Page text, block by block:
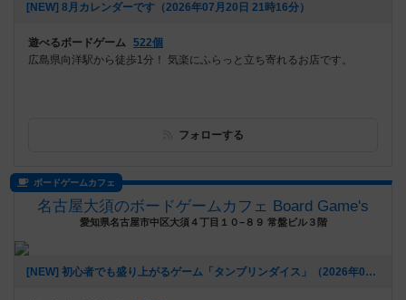
[NEW] 8月カレンダーです（2026年07月20日 21時16分）
遊べるボードゲーム 522個
広島県向洋駅から徒歩1分！ 気楽にふらっと立ち寄れるお店です。
フォローする
ボードゲームカフェ
名古屋大須のボードゲームカフェ Board Game's
愛知県名古屋市中区大須４丁目１０−８９ 常盤ビル３階
[NEW] 初心者でも盛り上がるゲーム「タンブリンダイス」（2026年07月17日 14時05分）